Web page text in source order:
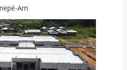
Am